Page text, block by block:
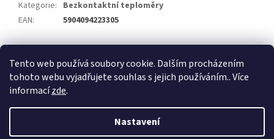
Tento web používá soubory cookie. Dalším procházením
tohoto webu vyjadřujete souhlas s jejich používáním.. Více
informacízde.
Nastavení
Kategorie: Bezkontaktní teploměry
EAN: 5904094223305
Vytvořil Shoptet
Alum.cz. Všechna práva vyhrazena.